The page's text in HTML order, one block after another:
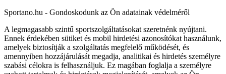
Sportano.hu - Gondoskodunk az Ön adatainak védelméről
A legmagasabb szintű sportszolgáltatásokat szeretnénk nyújtani.
Ennek érdekében sütiket és mobil hirdetési azonosítókat használunk,
amelyek biztosítják a szolgáltatás megfelelő működését, és
amennyiben hozzájárulását megadja, analitikai és hirdetés személyre
szabási célokra is felhasználjuk. Ez magában foglalja a személyre